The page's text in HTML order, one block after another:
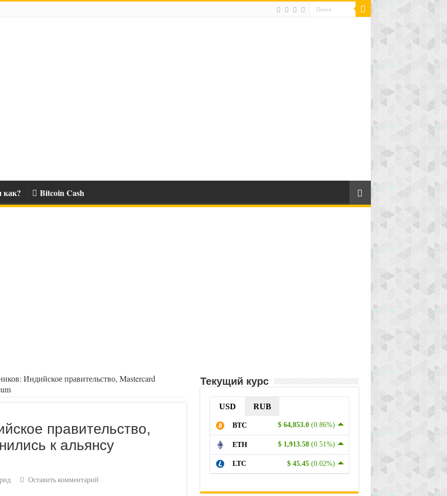
как? Bitcoin Cash
Индийское правительство, Mastercard
правительство,
к альянсу
Оставить комментарий
Текущий курс